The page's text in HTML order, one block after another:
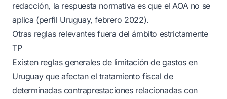
redacción, la respuesta normativa es que el AOA no se
aplica (perfil Uruguay, febrero 2022).
Otras reglas relevantes fuera del ámbito estrictamente
TP
Existen reglas generales de limitación de gastos en
Uruguay que afectan el tratamiento fiscal de
determinadas contraprestaciones relacionadas con